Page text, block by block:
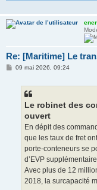
Re: [Maritime] Le
M09 mai 2026, 09:24
Le robinet des
ouvert
En dépit des
que les taux de fret
porte-conteneurs se
d’EVP
Avec plus de 12
2018, la surcapacité